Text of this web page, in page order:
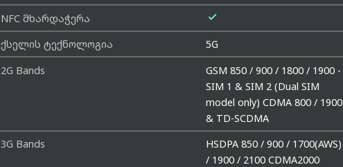
NFC მხარდაჭერა

ქსელის ტექნოლოგია
5G
2G Bands
GSM 850 / 900 / 1800 / 1900 -
SIM 1 & SIM 2 (Dual SIM
model only) CDMA 800 / 1900
& TD-SCDMA
3G Bands
HSDPA 850 / 900 / 1700(AWS)
/ 1900 / 2100 CDMA2000